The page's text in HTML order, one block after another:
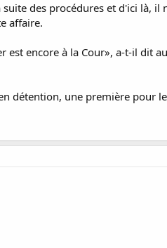
des procédures et d'ici là,
affaire.
est encore à la Cour», a-t-il dit
détention, une première pour